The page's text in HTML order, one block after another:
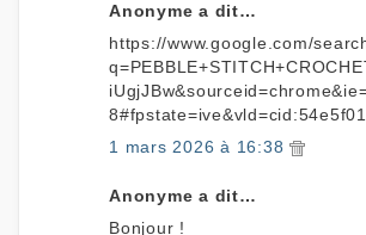
Anonyme a dit…
https://www.google.com/
1 mars 2026 à 16:38
Anonyme a dit…
Bonjour !